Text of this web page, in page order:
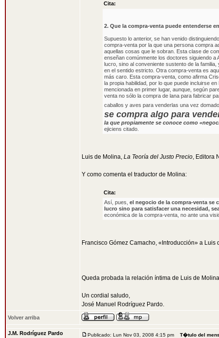
Cita:
2. Que la compra-venta puede entenderse
Supuesto lo anterior, se han venido
compra-venta por la que una persona compra
aquellas cosas que le sobran. Esta clase de
enseñan comúnmente los doctores siguiendo
lucro, sino al conveniente sustento de la
en el sentido estricto. Otra compra-venta es
más caro. Esta compra-venta, como afirma
la propia habilidad, por lo que puede incluirse
mencionada en primer lugar, aunque, según
venta no sólo la compra de lana para fabricar
caballos y aves para venderlas una vez
se compra algo para
la que propiamente se conoce como
ejiciens citado.
Luis de Molina, La Teoría del Justo Precio, Editora
Y como comenta el traductor de Molina:
Cita:
Así, pues, el negocio de la compra-venta se
lucro sino para satisfacer una necesidad,
económica de la compra-venta, no ante una
Francisco Gómez Camacho, «Introducción» a Luis
Queda probada la relación íntima de Luis de
Un cordial saludo,
José Manuel Rodríguez Pardo.
Volver arriba
J.M. Rodríguez Pardo Publicado: Lun Nov 03, 2008 4:15 pm T�tulo del